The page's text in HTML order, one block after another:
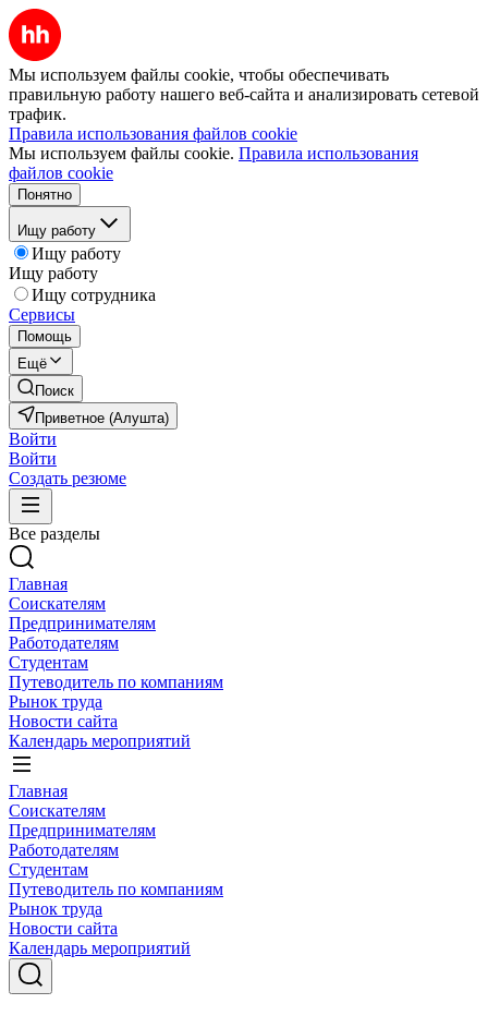
Мы используем файлы cookie, чтобы обеспечивать
правильную работу нашего веб-сайта и анализировать сетевой
трафик.
Правила использования файлов cookie
Мы используем файлы cookie. Правила использования
файлов cookie
Понятно
Ищу работу
Ищу работу
Ищу работу
Ищу сотрудника
Сервисы
Помощь
Ещё
Поиск
Приветное (Алушта)
Войти
Войти
Создать резюме
Все разделы
Главная
Соискателям
Предпринимателям
Работодателям
Студентам
Путеводитель по компаниям
Рынок труда
Новости сайта
Календарь мероприятий
Главная
Соискателям
Предпринимателям
Работодателям
Студентам
Путеводитель по компаниям
Рынок труда
Новости сайта
Календарь мероприятий